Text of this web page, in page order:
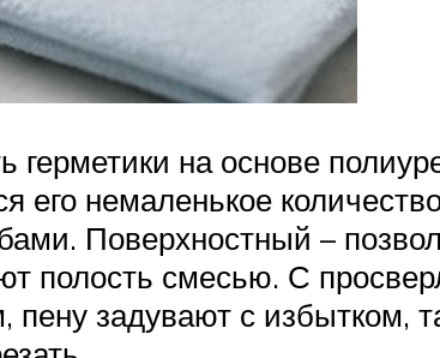
на основе
его немаленькое
Поверхностный –
полость смесью. С
задувают с избытком,